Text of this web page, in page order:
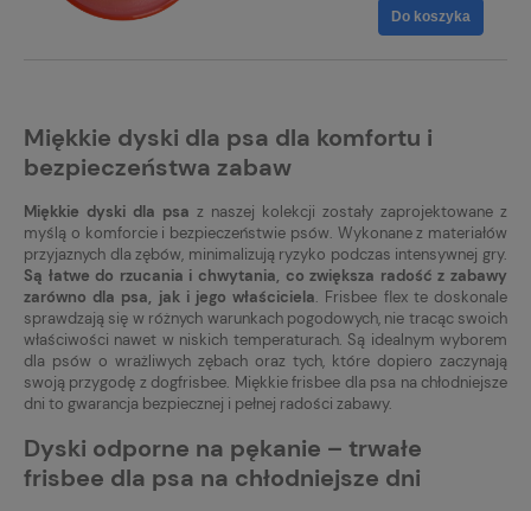
Do koszyka
Miękkie dyski dla psa dla komfortu i
bezpieczeństwa zabaw
Miękkie dyski dla psa z naszej kolekcji zostały zaprojektowane z
myślą o komforcie i bezpieczeństwie psów. Wykonane z materiałów
przyjaznych dla zębów, minimalizują ryzyko podczas intensywnej gry.
Są łatwe do rzucania i chwytania, co zwiększa radość z zabawy
zarówno dla psa, jak i jego właściciela. Frisbee flex te doskonale
sprawdzają się w różnych warunkach pogodowych, nie tracąc swoich
właściwości nawet w niskich temperaturach. Są idealnym wyborem
dla psów o wrażliwych zębach oraz tych, które dopiero zaczynają
swoją przygodę z dogfrisbee. Miękkie frisbee dla psa na chłodniejsze
dni to gwarancja bezpiecznej i pełnej radości zabawy.
Dyski odporne na pękanie – trwałe
frisbee dla psa na chłodniejsze dni